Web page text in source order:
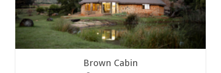
Brown Cabin